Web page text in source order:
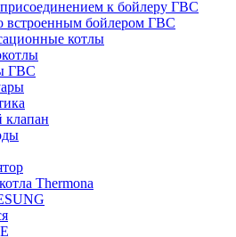
к бойлеру ГВС
встроенным бойлером ГВС
котлы
ГВС
клапан
Thermona